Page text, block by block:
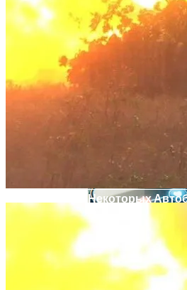
Растущая
Руках Си
Извержение
Чрезвычайное
В Киеве
Некоторых